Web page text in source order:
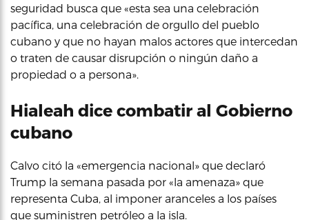
seguridad busca que «esta sea una celebración
pacífica, una celebración de orgullo del pueblo
cubano y que no hayan malos actores que intercedan
o traten de causar disrupción o ningún daño a
propiedad o a persona».
Hialeah dice combatir al Gobierno
cubano
Calvo citó la «emergencia nacional» que declaró
Trump la semana pasada por «la amenaza» que
representa Cuba, al imponer aranceles a los países
que suministren petróleo a la isla.